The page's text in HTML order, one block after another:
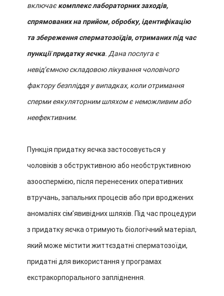
включаєкомплекс лабораторних заходів,
спрямованих на прийом, обробку, ідентифікацію
та збереження сперматозоїдів, отриманих під час
пункції придатку яєчка. Дана послуга є
невід’ємною складовою лікування чоловічого
фактору безпліддя у випадках, коли отримання
сперми еякуляторним шляхом є неможливим або
неефективним.
Пункція придатку яєчка застосовується у
чоловіків з обструктивною або необструктивною
азооспермією, після перенесених оперативних
втручань, запальних процесів або при вроджених
аномаліях сім’явивідних шляхів. Під час процедури
з придатку яєчка отримують біологічний матеріал,
який може містити життєздатні сперматозоїди,
придатні для використання у програмах
екстракорпорального запліднення.